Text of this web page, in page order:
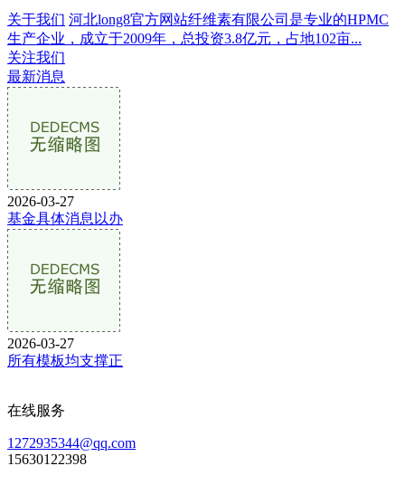
关于我们 河北long8官方网站纤维素有限公司是专业的HPMC
生产企业，成立于2009年，总投资3.8亿元，占地102亩...
关注我们
最新消息
2026-03-27
基金具体消息以办
2026-03-27
所有模板均支撑正
在线服务
1272935344@qq.com
15630122398